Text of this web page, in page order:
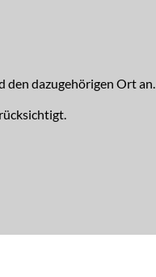
den dazugehörigen Ort an.